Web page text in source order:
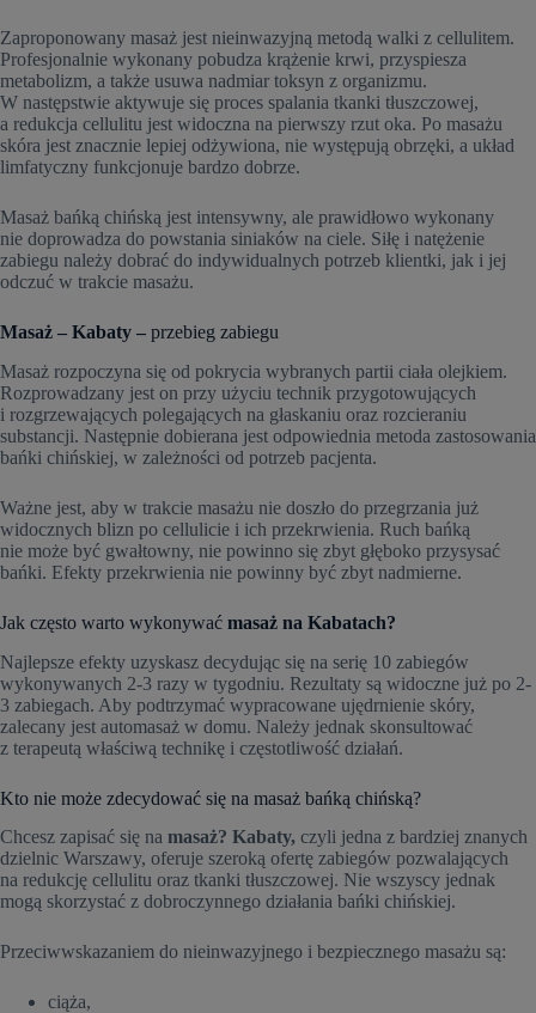
Zaproponowany masaż jest nieinwazyjną metodą walki z cellulitem.
Profesjonalnie wykonany pobudza krążenie krwi, przyspiesza
metabolizm, a także usuwa nadmiar toksyn z organizmu.
W następstwie aktywuje się proces spalania tkanki tłuszczowej,
a redukcja cellulitu jest widoczna na pierwszy rzut oka. Po masażu
skóra jest znacznie lepiej odżywiona, nie występują obrzęki, a układ
limfatyczny funkcjonuje bardzo dobrze.
Masaż bańką chińską jest intensywny, ale prawidłowo wykonany
nie doprowadza do powstania siniaków na ciele. Siłę i natężenie
zabiegu należy dobrać do indywidualnych potrzeb klientki, jak i jej
odczuć w trakcie masażu.
Masaż – Kabaty – przebieg zabiegu
Masaż rozpoczyna się od pokrycia wybranych partii ciała olejkiem.
Rozprowadzany jest on przy użyciu technik przygotowujących
i rozgrzewających polegających na głaskaniu oraz rozcieraniu
substancji. Następnie dobierana jest odpowiednia metoda zastosowania
bańki chińskiej, w zależności od potrzeb pacjenta.
Ważne jest, aby w trakcie masażu nie doszło do przegrzania już
widocznych blizn po cellulicie i ich przekrwienia. Ruch bańką
nie może być gwałtowny, nie powinno się zbyt głęboko przysysać
bańki. Efekty przekrwienia nie powinny być zbyt nadmierne.
Jak często warto wykonywać masaż na Kabatach?
Najlepsze efekty uzyskasz decydując się na serię 10 zabiegów
wykonywanych 2-3 razy w tygodniu. Rezultaty są widoczne już po 2-
3 zabiegach. Aby podtrzymać wypracowane ujędrnienie skóry,
zalecany jest automasaż w domu. Należy jednak skonsultować
z terapeutą właściwą technikę i częstotliwość działań.
Kto nie może zdecydować się na masaż bańką chińską?
Chcesz zapisać się na masaż? Kabaty, czyli jedna z bardziej znanych
dzielnic Warszawy, oferuje szeroką ofertę zabiegów pozwalających
na redukcję cellulitu oraz tkanki tłuszczowej. Nie wszyscy jednak
mogą skorzystać z dobroczynnego działania bańki chińskiej.
Przeciwwskazaniem do nieinwazyjnego i bezpiecznego masażu są:
ciąża,